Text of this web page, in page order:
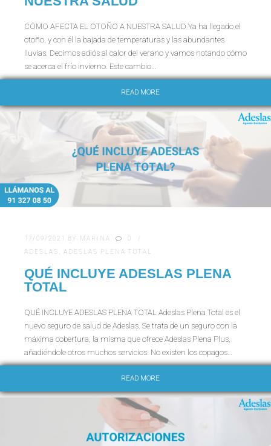
CÓMO AFECTA EL OTOÑO A NUESTRA SALUD Ya ha llegado el
otoño, y con él la bajada de temperaturas y las abundantes
lluvias. Decimos adiós al calor del verano y vamos notando cómo
se acerca el frío invierno. Este cambio…
READ MORE
17/09/2021 BY MARINA
0
ADESLAS
ADESLAS PLENA TOTAL
QUÉ INCLUYE ADESLAS PLENA
TOTAL
QUÉ INCLUYE ADESLAS PLENA TOTAL Adeslas Plena Total es el
nuevo seguro de salud de Adeslas. Se trata de un seguro con la
máxima cobertura, la misma que ofrece Adeslas Plena Plus,
añadiéndole otros muchos servicios. No existen los copagos…
READ MORE